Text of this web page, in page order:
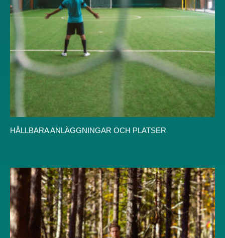
HÅLLBARA ANLÄGGNINGAR OCH PLATSER